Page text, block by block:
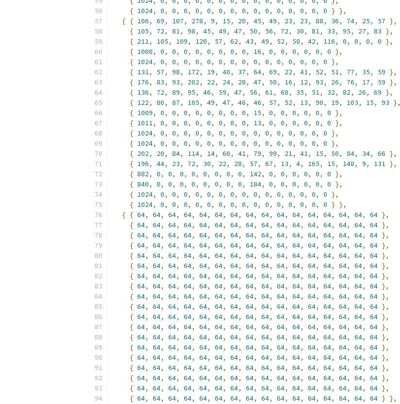
{ 1024, 0, 0, 0, 0, 0, 0, 0, 0, 0, 0, 0, 0, 0, 0, 0 } },
{ { 106, 69, 107, 278, 9, 15, 20, 45, 49, 23, 23, 88, 36, 74, 25, 57 },
{ 105, 72, 81, 98, 45, 49, 47, 50, 56, 72, 30, 81, 33, 95, 27, 83 },
{ 211, 105, 109, 120, 57, 62, 43, 49, 52, 58, 42, 116, 0, 0, 0, 0 },
{ 1008, 0, 0, 0, 0, 0, 0, 0, 0, 16, 0, 0, 0, 0, 0, 0 },
{ 1024, 0, 0, 0, 0, 0, 0, 0, 0, 0, 0, 0, 0, 0, 0, 0 },
{ 131, 57, 98, 172, 19, 40, 37, 64, 69, 22, 41, 52, 51, 77, 35, 59 },
{ 176, 83, 93, 202, 22, 24, 28, 47, 50, 16, 12, 93, 26, 76, 17, 59 },
{ 136, 72, 89, 95, 46, 59, 47, 56, 61, 68, 35, 51, 32, 82, 26, 69 },
{ 122, 80, 87, 105, 49, 47, 46, 46, 57, 52, 13, 90, 19, 103, 15, 93 },
{ 1009, 0, 0, 0, 0, 0, 0, 0, 0, 15, 0, 0, 0, 0, 0, 0 },
{ 1011, 0, 0, 0, 0, 0, 0, 0, 0, 13, 0, 0, 0, 0, 0, 0 },
{ 1024, 0, 0, 0, 0, 0, 0, 0, 0, 0, 0, 0, 0, 0, 0, 0 },
{ 1024, 0, 0, 0, 0, 0, 0, 0, 0, 0, 0, 0, 0, 0, 0, 0 },
{ 202, 20, 84, 114, 14, 60, 41, 79, 99, 21, 41, 15, 50, 84, 34, 66 },
{ 196, 44, 23, 72, 30, 22, 28, 57, 67, 13, 4, 165, 15, 148, 9, 131 },
{ 882, 0, 0, 0, 0, 0, 0, 0, 0, 142, 0, 0, 0, 0, 0, 0 },
{ 840, 0, 0, 0, 0, 0, 0, 0, 0, 184, 0, 0, 0, 0, 0, 0 },
{ 1024, 0, 0, 0, 0, 0, 0, 0, 0, 0, 0, 0, 0, 0, 0, 0 },
{ 1024, 0, 0, 0, 0, 0, 0, 0, 0, 0, 0, 0, 0, 0, 0, 0 } },
{ { 64, 64, 64, 64, 64, 64, 64, 64, 64, 64, 64, 64, 64, 64, 64, 64 },
{ 64, 64, 64, 64, 64, 64, 64, 64, 64, 64, 64, 64, 64, 64, 64, 64 },
{ 64, 64, 64, 64, 64, 64, 64, 64, 64, 64, 64, 64, 64, 64, 64, 64 },
{ 64, 64, 64, 64, 64, 64, 64, 64, 64, 64, 64, 64, 64, 64, 64, 64 },
{ 64, 64, 64, 64, 64, 64, 64, 64, 64, 64, 64, 64, 64, 64, 64, 64 },
{ 64, 64, 64, 64, 64, 64, 64, 64, 64, 64, 64, 64, 64, 64, 64, 64 },
{ 64, 64, 64, 64, 64, 64, 64, 64, 64, 64, 64, 64, 64, 64, 64, 64 },
{ 64, 64, 64, 64, 64, 64, 64, 64, 64, 64, 64, 64, 64, 64, 64, 64 },
{ 64, 64, 64, 64, 64, 64, 64, 64, 64, 64, 64, 64, 64, 64, 64, 64 },
{ 64, 64, 64, 64, 64, 64, 64, 64, 64, 64, 64, 64, 64, 64, 64, 64 },
{ 64, 64, 64, 64, 64, 64, 64, 64, 64, 64, 64, 64, 64, 64, 64, 64 },
{ 64, 64, 64, 64, 64, 64, 64, 64, 64, 64, 64, 64, 64, 64, 64, 64 },
{ 64, 64, 64, 64, 64, 64, 64, 64, 64, 64, 64, 64, 64, 64, 64, 64 },
{ 64, 64, 64, 64, 64, 64, 64, 64, 64, 64, 64, 64, 64, 64, 64, 64 },
{ 64, 64, 64, 64, 64, 64, 64, 64, 64, 64, 64, 64, 64, 64, 64, 64 },
{ 64, 64, 64, 64, 64, 64, 64, 64, 64, 64, 64, 64, 64, 64, 64, 64 },
{ 64, 64, 64, 64, 64, 64, 64, 64, 64, 64, 64, 64, 64, 64, 64, 64 },
{ 64, 64, 64, 64, 64, 64, 64, 64, 64, 64, 64, 64, 64, 64, 64, 64 },
{ 64, 64, 64, 64, 64, 64, 64, 64, 64, 64, 64, 64, 64, 64, 64, 64 } },